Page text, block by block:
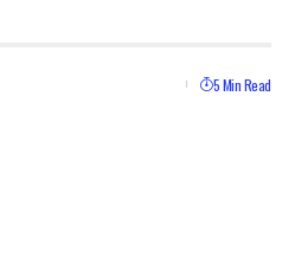
5 Min Read